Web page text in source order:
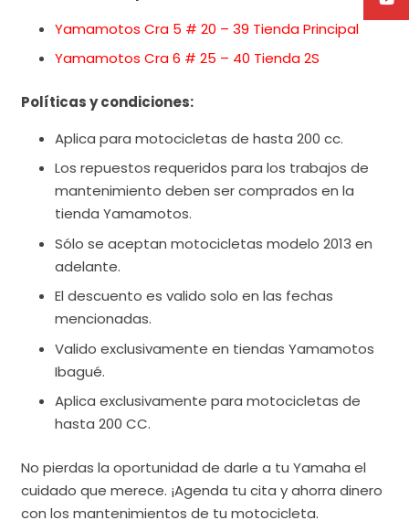
Yamamotos Cra 5 # 20 – 39 Tienda Principal
Yamamotos Cra 6 # 25 – 40 Tienda 2S
Políticas y condiciones:
Aplica para motocicletas de hasta 200 cc.
Los repuestos requeridos para los trabajos de
mantenimiento deben ser comprados en la
tienda Yamamotos.
Sólo se aceptan motocicletas modelo 2013 en
adelante.
El descuento es valido solo en las fechas
mencionadas.
Valido exclusivamente en tiendas Yamamotos
Ibagué.
Aplica exclusivamente para motocicletas de
hasta 200 CC.
No pierdas la oportunidad de darle a tu Yamaha el
cuidado que merece. ¡Agenda tu cita y ahorra dinero
con los mantenimientos de tu motocicleta.